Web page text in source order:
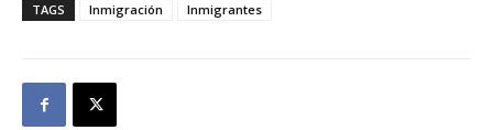
TAGS Inmigración Inmigrantes